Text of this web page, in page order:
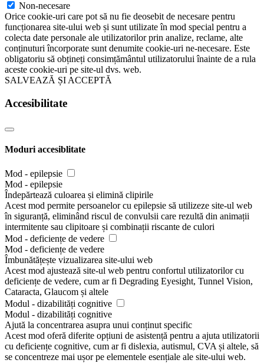
Non-necesare
Orice cookie-uri care pot să nu fie deosebit de necesare pentru
funcționarea site-ului web și sunt utilizate în mod special pentru a
colecta date personale ale utilizatorilor prin analize, reclame, alte
conținuturi încorporate sunt denumite cookie-uri ne-necesare. Este
obligatoriu să obțineți consimțământul utilizatorului înainte de a rula
aceste cookie-uri pe site-ul dvs. web.
SALVEAZĂ ȘI ACCEPTĂ
Accesibilitate
Moduri accesiblitate
Mod - epilepsie
Mod - epilepsie
Îndepărtează culoarea și elimină clipirile
Acest mod permite persoanelor cu epilepsie să utilizeze site-ul web
în siguranță, eliminând riscul de convulsii care rezultă din animații
intermitente sau clipitoare și combinații riscante de culori
Mod - deficiențe de vedere
Mod - deficiențe de vedere
Îmbunătățește vizualizarea site-ului web
Acest mod ajustează site-ul web pentru confortul utilizatorilor cu
deficiențe de vedere, cum ar fi Degrading Eyesight, Tunnel Vision,
Cataracta, Glaucom și altele
Modul - dizabilități cognitive
Modul - dizabilități cognitive
Ajută la concentrarea asupra unui conținut specific
Acest mod oferă diferite opțiuni de asistență pentru a ajuta utilizatorii
cu deficiențe cognitive, cum ar fi dislexia, autismul, CVA și altele, să
se concentreze mai ușor pe elementele esențiale ale site-ului web.